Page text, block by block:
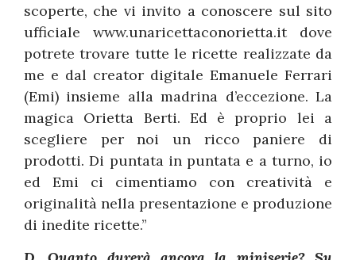
scoperte, che vi invito a conoscere sul sito
ufficiale www.unaricettaconorietta.it dove
potrete trovare tutte le ricette realizzate da
me e dal creator digitale Emanuele Ferrari
(Emi) insieme alla madrina d’eccezione. La
magica Orietta Berti. Ed è proprio lei a
scegliere per noi un ricco paniere di
prodotti. Di puntata in puntata e a turno, io
ed Emi ci cimentiamo con creatività e
originalità nella presentazione e produzione
di inedite ricette.”